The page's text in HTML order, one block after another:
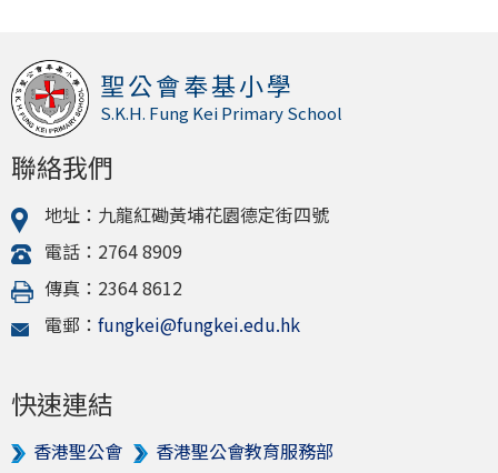
聖公會奉基小學
S.K.H. Fung Kei Primary School
聯絡我們
地址：九龍紅磡黃埔花園德定街四號
電話：2764 8909
傳真：2364 8612
電郵： fungkei@fungkei.edu.hk
快速連結
香港聖公會
香港聖公會教育服務部